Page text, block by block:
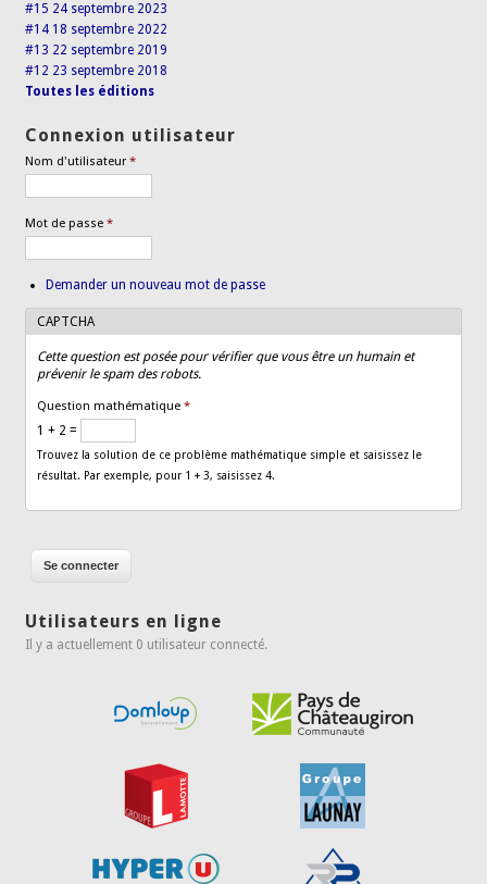
#15 24 septembre 2023
#14 18 septembre 2022
#13 22 septembre 2019
#12 23 septembre 2018
Toutes les éditions
Connexion utilisateur
Nom d'utilisateur*
Mot de passe*
Demander un nouveau mot de passe
CAPTCHA
Cette question est posée pour vérifier que vous être un humain et
prévenir le spam des robots.
Question mathématique*
1 + 2 =
Trouvez la solution de ce problème mathématique simple et saisissez le
résultat. Par exemple, pour 1 + 3, saisissez 4.
Utilisateurs en ligne
Il y a actuellement 0 utilisateur connecté.